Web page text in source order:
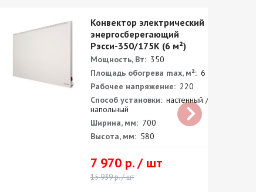
Конвектор электрический
энергосберегающий
Рэсси-350/175K (6 м²)
Мощность, Вт: 350
Площадь обогрева max, м²: 6
Рабочее напряжение: 220
Способ установки: настенный /
напольный
Ширина, мм: 700
Высота, мм: 580
7 970 р. / шт
15 939 р. / шт